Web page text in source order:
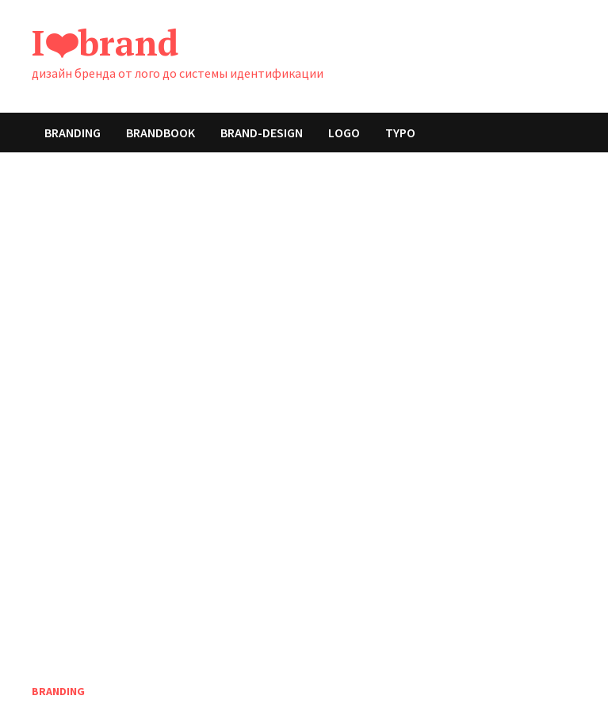
содержимому
I❤️brand
дизайн бренда от лого до системы идентификации
BRANDING BRANDBOOK BRAND-DESIGN LOGO TYPO
BRANDING